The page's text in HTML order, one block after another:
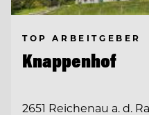
TOP ARBEITGEBER
Knappenhof
2651 Reichenau a. d.